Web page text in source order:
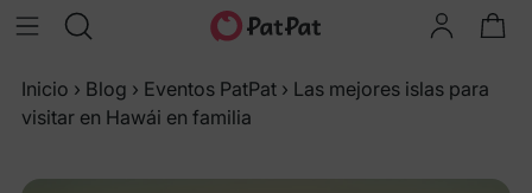
Inicio › Blog › Eventos PatPat › Las mejores islas para
visitar en Hawái en familia